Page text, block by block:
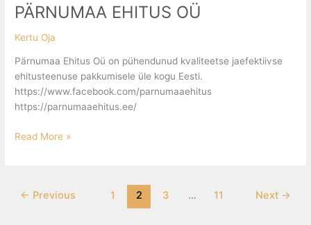
PÄRNUMAA EHITUS OÜ
Kertu Oja
Pärnumaa Ehitus Oü on pühendunud kvaliteetse jaefektiivse
ehitusteenuse pakkumisele üle kogu Eesti.
https://www.facebook.com/parnumaaehitus
https://parnumaaehitus.ee/
Read More »
← Previous 1 2 3 … 11 Next →